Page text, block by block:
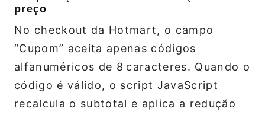
preço
No checkout da Hotmart, o campo
“Cupom” aceita apenas códigos
alfanuméricos de 8 caracteres. Quando o
código é válido, o script JavaScript
recalcula o subtotal e aplica a redução